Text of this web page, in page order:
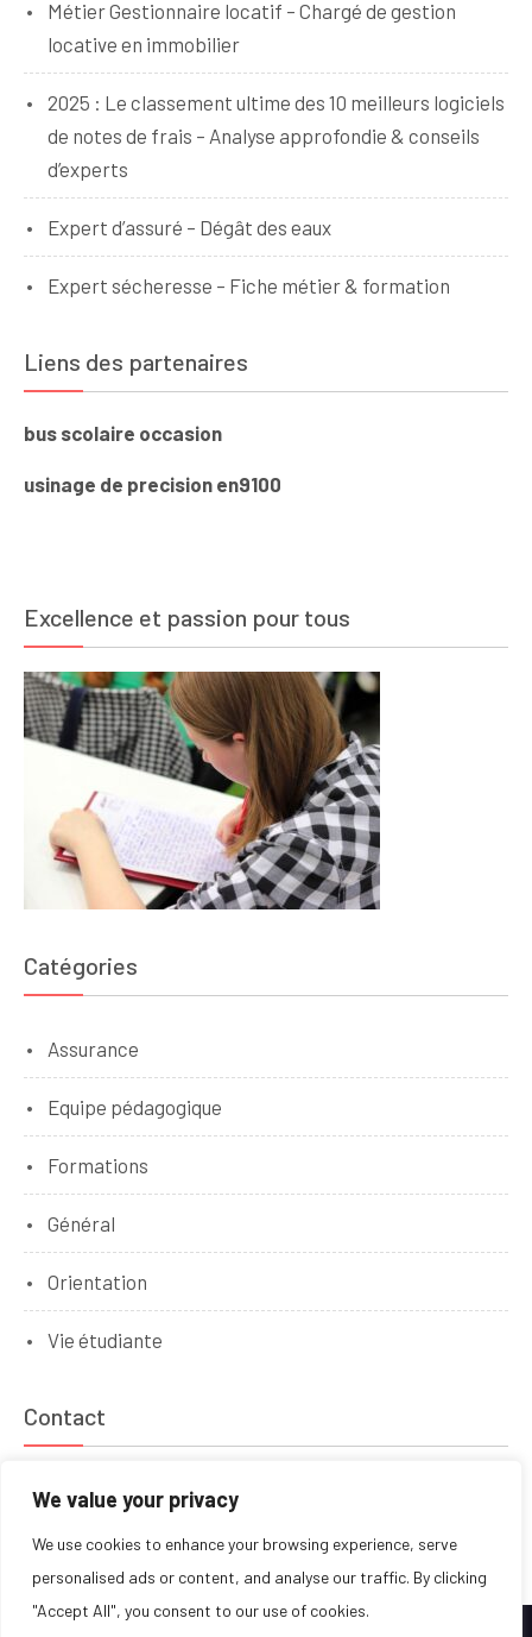
We value your privacy
We use cookies to enhance your browsing experience, serve
personalised ads or content, and analyse our traffic. By clicking
"Accept All", you consent to our use of cookies.
Métier Gestionnaire locatif – Chargé de gestion
locative en immobilier
2025 : Le classement ultime des 10 meilleurs logiciels
de notes de frais – Analyse approfondie & conseils
d’experts
Expert d’assuré – Dégât des eaux
Expert sécheresse – Fiche métier & formation
Liens des partenaires
bus scolaire occasion
usinage de precision en9100
Excellence et passion pour tous
Catégories
Assurance
Equipe pédagogique
Formations
Général
Orientation
Vie étudiante
Contact
Mentions légales